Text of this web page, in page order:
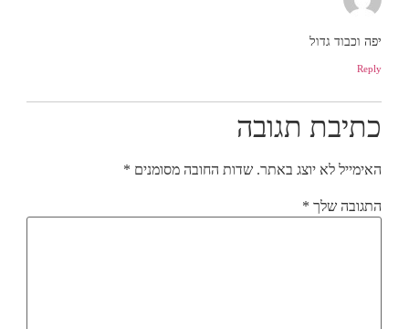
יפה וכבוד גדול
Reply
כתיבת תגובה
האימייל לא יוצג באתר. שדות החובה מסומנים *
התגובה שלך *